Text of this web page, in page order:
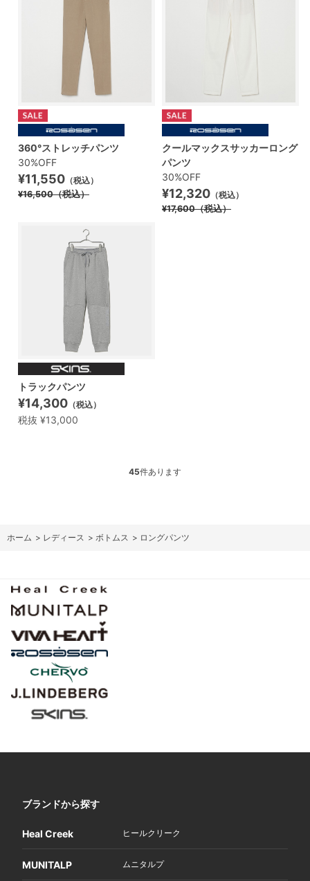
360°ストレッチパンツ
30%OFF
¥11,550 （税込）
¥16,500（税込）
クールマックスサッカーロング
パンツ
30%OFF
¥12,320 （税込）
¥17,600（税込）
トラックパンツ
¥14,300 （税込）
税抜 ¥13,000
45件あります
ホーム > レディース > ボトムス > ロングパンツ
ブランドから探す
Heal Creek ヒールクリーク
MUNITALP ムニタルプ